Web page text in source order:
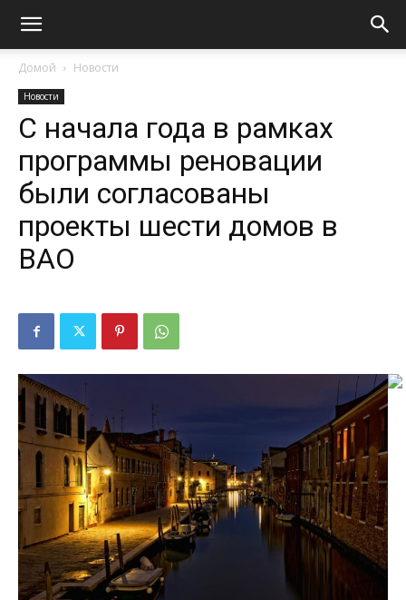
Домой Новости
Новости
С начала года в рамках
программы реновации
были согласованы
проекты шести домов в
ВАО